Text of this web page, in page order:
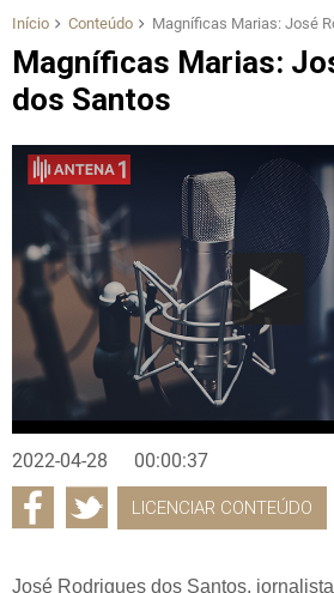
Início Conteúdo Magníficas Marias: José
Magníficas Marias:
dos Santos
2022-04-28 00:00:37
LICENCIAR CONTEÚDO
José Rodrigues dos Santos,